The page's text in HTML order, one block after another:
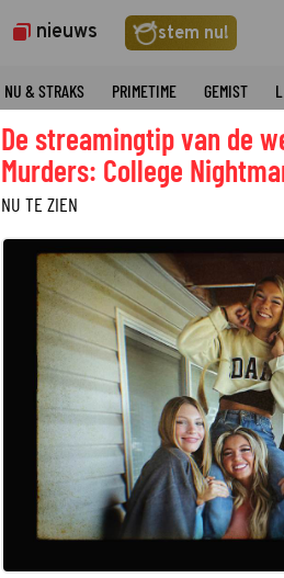
nieuws stem nu!
NU & STRAKS PRIMETIME GEMIST
De streamingtip van de
Murders: College
NU TE ZIEN